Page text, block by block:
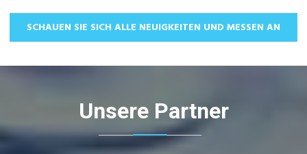
SCHAUEN SIE SICH ALLE NEUIGKEITEN UND MESSEN AN
Unsere Partner